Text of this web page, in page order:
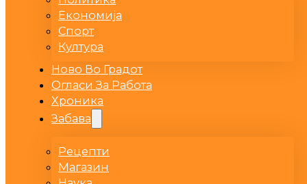
Економија
Спорт
Култура
Ново Во Градот
Огласи За Работа
Хроника
Забава
Рецепти
Магазин